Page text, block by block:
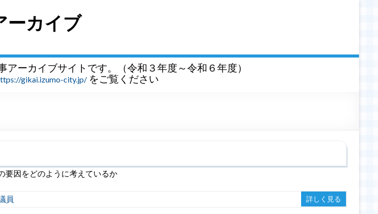
ーカイブ
ーカイブサイトです。（令和３年度～令和６年度）
gikai.izumo-city.jp/ をご覧ください
要因をどのように考えているか
員 詳しく見る